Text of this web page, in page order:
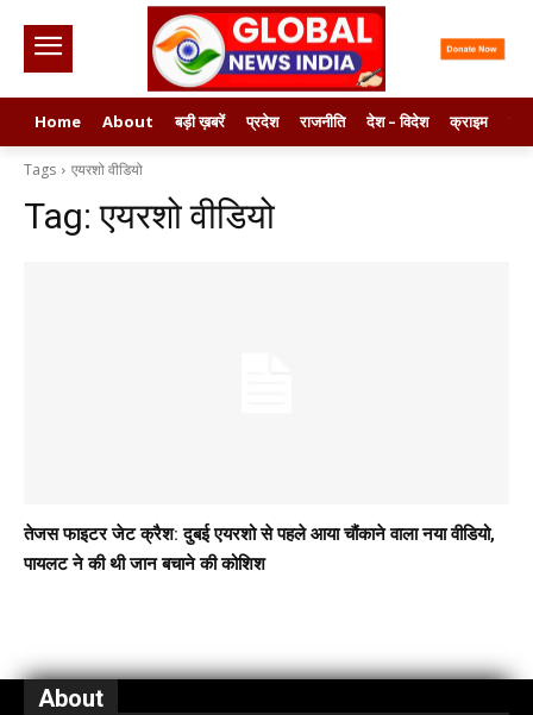
Home About बड़ी ख़बरें प्रदेश राजनीति देश – विदेश क्राइम
Tags एयरशो वीडियो
Tag:एयरशो वीडियो
तेजस फाइटर जेट क्रैश: दुबई एयरशो से पहले आया चौंकाने वाला नया वीडियो,
पायलट ने की थी जान बचाने की कोशिश
About